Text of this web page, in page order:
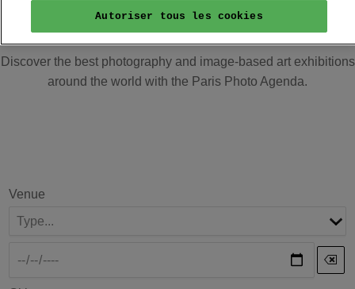
Agenda
Discover the best photography and image-based art exhibitions
around the world with the Paris Photo Agenda.
Venue
Autoriser tous les cookies